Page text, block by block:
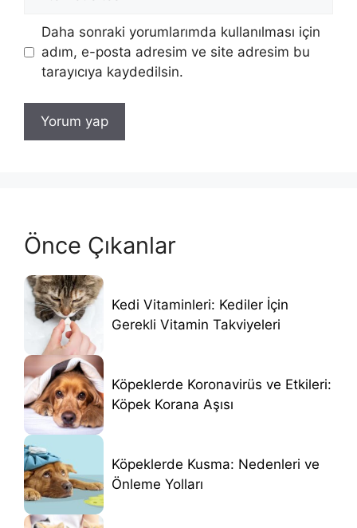
Daha sonraki yorumlarımda kullanılması için
adım, e-posta adresim ve site adresim bu
tarayıcıya kaydedilsin.
Önce Çıkanlar
Kedi Vitaminleri: Kediler İçin
Gerekli Vitamin Takviyeleri
Köpeklerde Koronavirüs ve Etkileri:
Köpek Korana Aşısı
Köpeklerde Kusma: Nedenleri ve
Önleme Yolları